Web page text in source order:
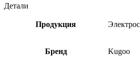
Детали
Продукция
Бренд Kugoo